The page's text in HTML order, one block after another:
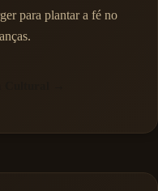
para plantar a fé no